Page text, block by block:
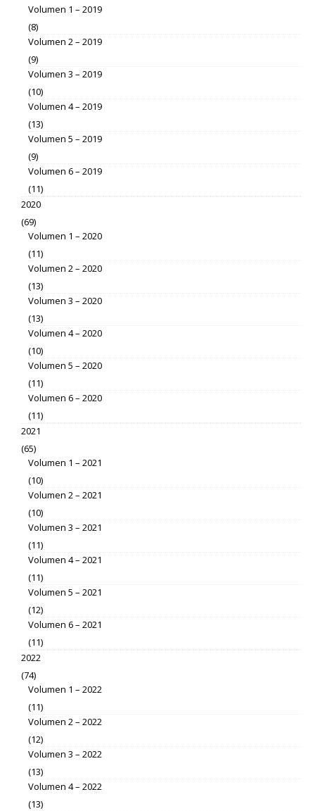
Volumen 1 – 2019
(8)
Volumen 2 – 2019
(9)
Volumen 3 – 2019
(10)
Volumen 4 – 2019
(13)
Volumen 5 – 2019
(9)
Volumen 6 – 2019
(11)
2020
(69)
Volumen 1 – 2020
(11)
Volumen 2 – 2020
(13)
Volumen 3 – 2020
(13)
Volumen 4 – 2020
(10)
Volumen 5 – 2020
(11)
Volumen 6 – 2020
(11)
2021
(65)
Volumen 1 – 2021
(10)
Volumen 2 – 2021
(10)
Volumen 3 – 2021
(11)
Volumen 4 – 2021
(11)
Volumen 5 – 2021
(12)
Volumen 6 – 2021
(11)
2022
(74)
Volumen 1 – 2022
(11)
Volumen 2 – 2022
(12)
Volumen 3 – 2022
(13)
Volumen 4 – 2022
(13)